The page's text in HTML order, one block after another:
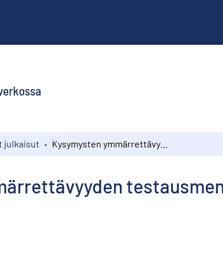
julkaisut